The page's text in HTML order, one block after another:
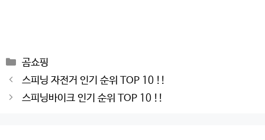
Categories
곰쇼핑
Post
navigation
스피닝 자전거 인기 순위 TOP 10 !!
스피닝바이크 인기 순위 TOP 10 !!